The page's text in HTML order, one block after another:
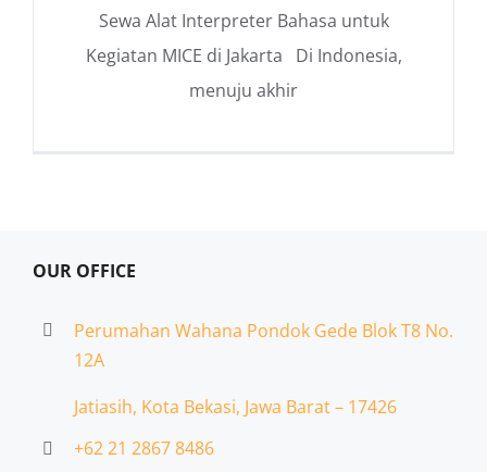
Sewa Alat Interpreter Bahasa untuk
Kegiatan MICE di Jakarta Di Indonesia,
menuju akhir
OUR OFFICE
Perumahan Wahana Pondok Gede Blok T8 No.
12A
Jatiasih, Kota Bekasi, Jawa Barat – 17426
+62 21 2867 8486